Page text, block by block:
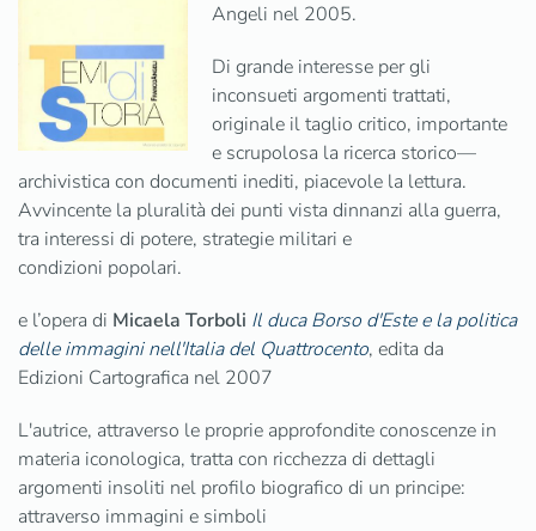
Angeli nel 2005.
Di grande interesse per gli
inconsueti argomenti trattati,
originale il taglio critico, importante
e scrupolosa la ricerca storico—
archivistica con documenti inediti, piacevole la lettura.
Avvincente la pluralità dei punti vista dinnanzi alla guerra,
tra interessi di potere, strategie militari e
condizioni popolari.
e l’opera di Micaela Torboli Il duca Borso d'Este e la politica
delle immagini nell'Italia del Quattrocento, edita da
Edizioni Cartografica nel 2007
L'autrice, attraverso le proprie approfondite conoscenze in
materia iconologica, tratta con ricchezza di dettagli
argomenti insoliti nel profilo biografico di un principe:
attraverso immagini e simboli